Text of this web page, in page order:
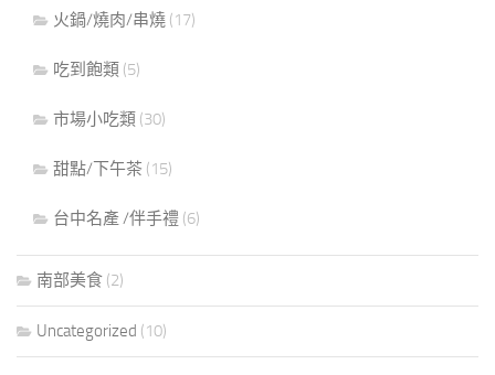
火鍋/燒肉/串燒 (17)
吃到飽類 (5)
市場小吃類 (30)
甜點/下午茶 (15)
台中名產 /伴手禮 (6)
南部美食 (2)
Uncategorized (10)